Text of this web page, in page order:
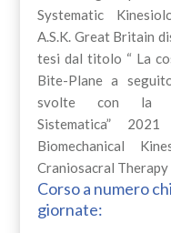
Systematic
A.S.K. Great Britain
tesi dal titolo “ La
Bite-Plane a
svolte con la
Sistematica”
Biomechanical
Craniosacral Therapy
Corso a numero
giornate: